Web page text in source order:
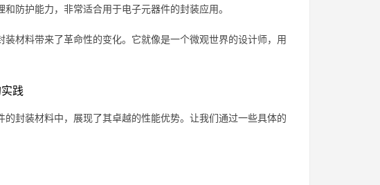
防护能力，非常适合用于电子元器件的封装应用。
材料带来了革命性的变化。它就像是一个微观世界的设计师，用
践
封装材料中，展现了其卓越的性能优势。让我们通过一些具体的